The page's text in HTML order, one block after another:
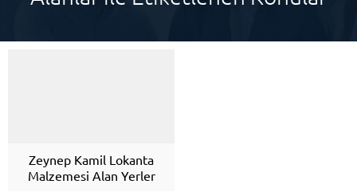
Zeynep Kamil Lokanta
Malzemesi Alan Yerler